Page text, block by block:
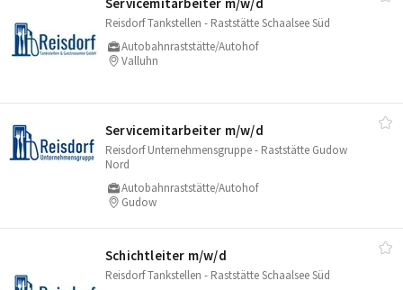
Reisdorf Tankstellen - Raststätte Schaalsee Süd
Autobahnraststätte/Autohof
Valluhn
Servicemitarbeiter m/​w/​d
Reisdorf Unternehmensgruppe - Raststätte Gudow
Nord
Autobahnraststätte/Autohof
Gudow
Schichtleiter m/​w/​d
Reisdorf Tankstellen - Raststätte Schaalsee Süd